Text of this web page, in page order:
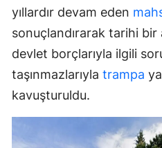
yıllardır devam eden
sonuçlandırarak tarihi bir
devlet borçlarıyla ilgili
taşınmazlarıyla trampa
kavuşturuldu.